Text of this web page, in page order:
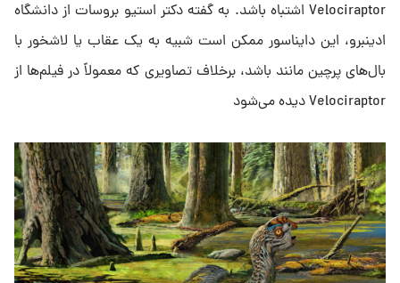
Velociraptor اشتباه باشد. به گفته دکتر استیو بروسات از دانشگاه
ادینبرو، این دایناسور ممکن است شبیه به یک عقاب یا لاشخور با
بال‌های پرچین مانند باشد، برخلاف تصاویری که معمولاً در فیلم‌ها از
Velociraptor دیده می‌شود